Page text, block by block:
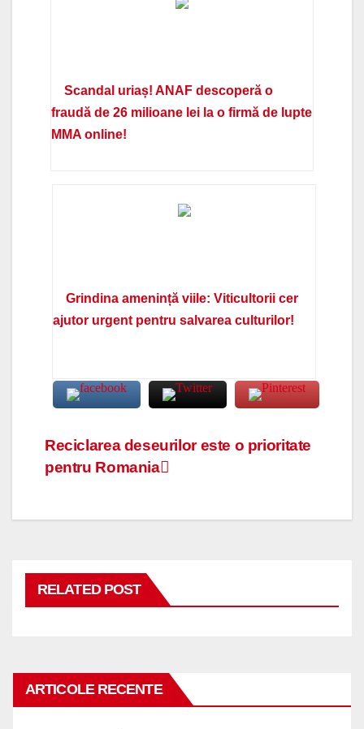
Scandal uriaș! ANAF descoperă o
fraudă de 26 milioane lei la o firmă de lupte
MMA online!
Grindina amenință viile: Viticultorii cer
ajutor urgent pentru salvarea culturilor!
Navigare
în
articole
Reciclarea deseurilor este o prioritate
pentru Romania
RELATED POST
ARTICOLE RECENTE